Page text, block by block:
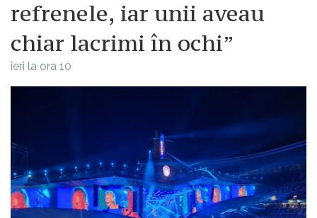
refrenele, iar unii aveau
chiar lacrimi în ochi”
ieri la ora 10